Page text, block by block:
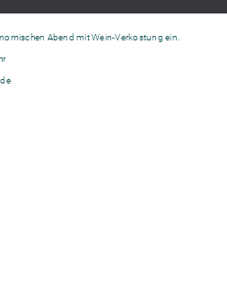
Abend mit Wein-Verkostung ein.